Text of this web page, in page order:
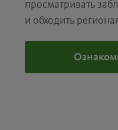
просматривать
и обходить